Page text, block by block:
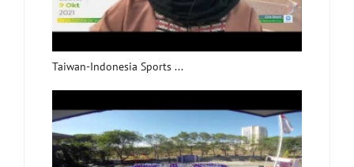
Taiwan-Indonesia Sports ...